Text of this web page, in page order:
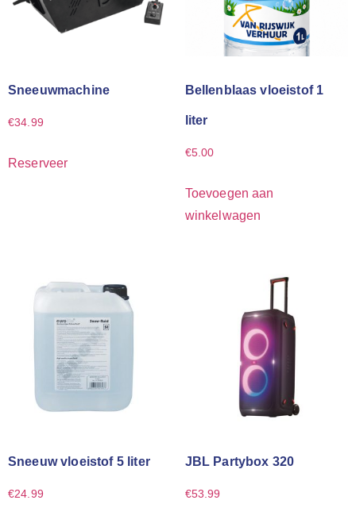
Sneeuwmachine
€34.99
Reserveer
Bellenblaas vloeistof 1
liter
€5.00
Toevoegen aan
winkelwagen
Sneeuw vloeistof 5 liter
€24.99
JBL Partybox 320
€53.99